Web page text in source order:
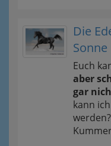
Die
Sonne
Euch
aber
gar
kann